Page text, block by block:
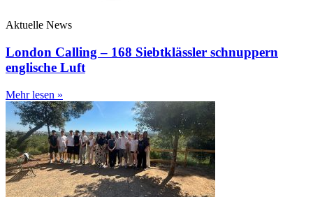
Aktuelle News
London Calling – 168 Siebtklässler schnuppern
englische Luft
Mehr lesen »